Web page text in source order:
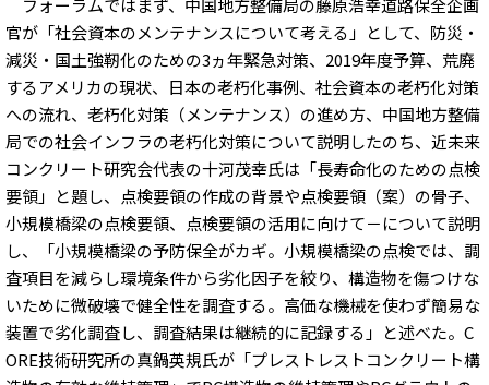
官が「社会資本のメンテナンスについて考える」として、防災・
減災・国土強靭化のための3ヵ年緊急対策、2019年度予算、荒廃
するアメリカの現状、日本の老朽化事例、社会資本の老朽化対策
への流れ、老朽化対策（メンテナンス）の進め方、中国地方整備
局での社会インフラの老朽化対策について説明したのち、近未来
コンクリート研究会代表の十河茂幸氏は「長寿命化のための点検
要領」と題し、点検要領の作成の背景や点検要領（案）の骨子、
小規模橋梁の点検要領、点検要領の活用に向けて－について説明
し、「小規模橋梁の予防保全がカギ。小規模橋梁の点検では、調
査項目を減らし環境条件から劣化因子を絞り、構造物を傷つけな
いために微破壊で健全性を調査する。高価な機械を使わず簡易な
装置で劣化調査し、調査結果は継続的に記録する」と述べた。C
ORE技術研究所の真鍋英規氏が「プレストレストコンクリート構